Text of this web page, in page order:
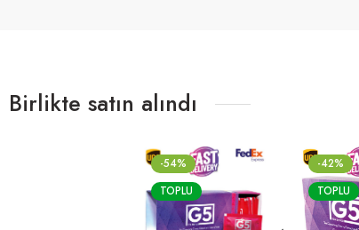
Birlikte satın alındı
-54%
TOPLU
-42%
TOPLU